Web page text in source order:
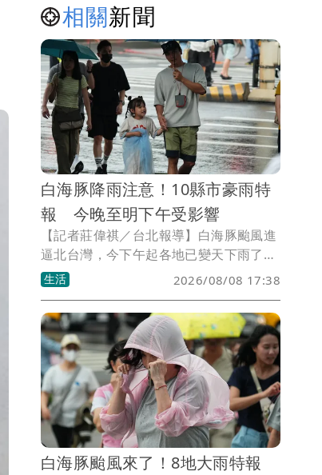
相關新聞
白海豚降雨注意！10縣市豪雨特
報 今晚至明下午受影響
【記者莊偉祺／台北報導】白海豚颱風進
逼北台灣，今下午起各地已變天下雨了！
氣象署傍晚也針對10縣市地區發布豪雨特
報，幾乎半個台灣都受影響，須嚴防大雨
至大豪雨等級降雨狀況。
生活 2026/08/08 17:38
白海豚颱風來了！8地大雨特報